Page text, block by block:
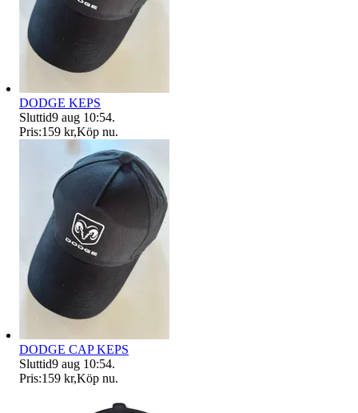
DODGE KEPS
Sluttid9 aug 10:54.
Pris:159 kr,Köp nu.
DODGE CAP KEPS
Sluttid9 aug 10:54.
Pris:159 kr,Köp nu.